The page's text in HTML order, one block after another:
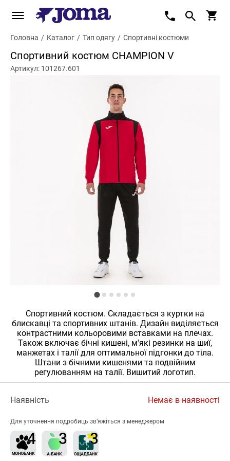
Головна / Каталог / Тип одягу / Спортивні костюми
Спортивний костюм CHAMPION V
Артикул: 101267.601
Спортивний костюм. Складається з куртки на
блискавці та спортивних штанів. Дизайн виділяється
контрастними кольоровими вставками на плечах.
Також включає бічні кишені, м'які резинки на шиї,
манжетах і талії для оптимальної підгонки до тіла.
Штани з бічними кишенями та подвійним
регулюванням на талії. Вишитий логотип.
Наявність Немає в наявності
Для уточнення подробиць зв’яжіться з менеджером